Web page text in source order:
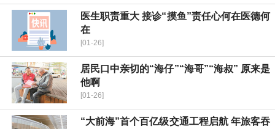
医生职责重大 接诊“摸鱼”责任心何在医德何
在
[01-26]
居民口中亲切的“海仔”“海哥”“海叔” 原来是
他啊
[01-26]
“大前海”首个百亿级交通工程启航 年旅客吞